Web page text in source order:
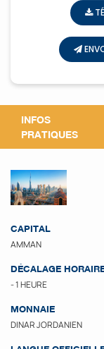
INFOS
PRATIQUES
CAPITAL
AMMAN
DÉCALAGE
- 1 HEURE
MONNAIE
DINAR JORDANIEN